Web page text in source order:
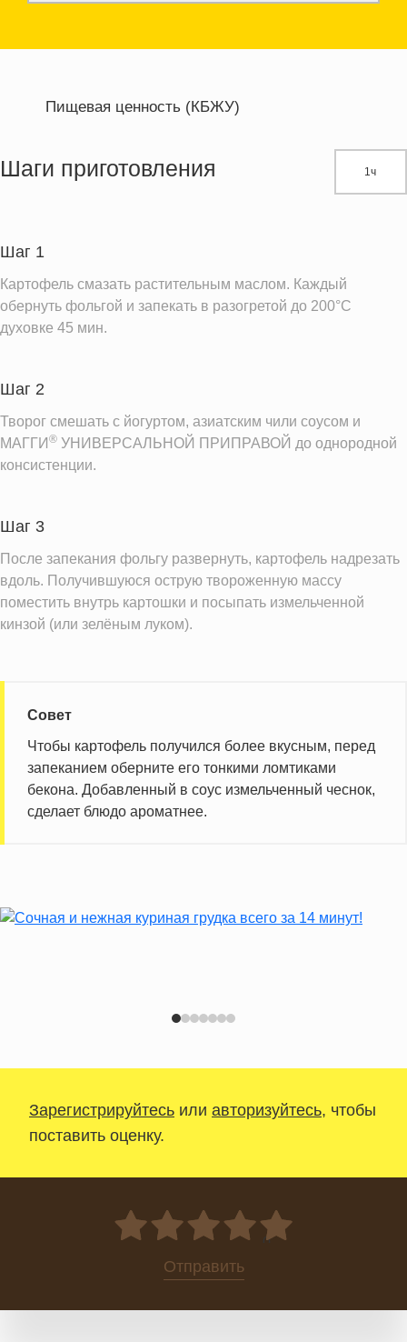
Пищевая ценность (КБЖУ)
Жиры
Информация для одной порции
Шаги приготовления 1ч
Шаг 1
Картофель смазать растительным маслом. Каждый
обернуть фольгой и запекать в разогретой до 200°С
духовке 45 мин.
Шаг 2
Творог смешать с йогуртом, азиатским чили соусом и
МАГГИ ® УНИВЕРСАЛЬНОЙ ПРИПРАВОЙ до однородной
консистенции.
Шаг 3
После запекания фольгу развернуть, картофель надрезать
вдоль. Получившуюся острую твороженную массу
поместить внутрь картошки и посыпать измельченной
кинзой (или зелёным луком).
Совет
Чтобы картофель получился более вкусным, перед
запеканием оберните его тонкими ломтиками
бекона. Добавленный в соус измельченный чеснок,
сделает блюдо ароматнее.
Зарегистрируйтесь или авторизуйтесь, чтобы
поставить оценку.
0
Отправить